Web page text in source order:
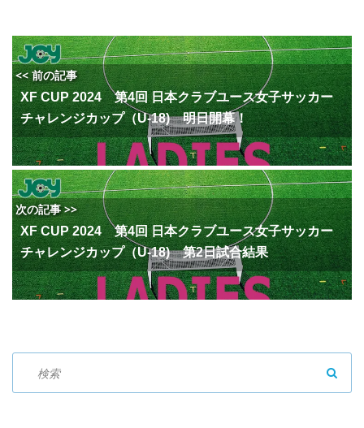
<< 前の記事
XF CUP 2024 第4回 日本クラブユース女子サッカー
チャレンジカップ（U-18) 明日開幕！
次の記事 >>
XF CUP 2024 第4回 日本クラブユース女子サッカー
チャレンジカップ（U-18) 第2日試合結果